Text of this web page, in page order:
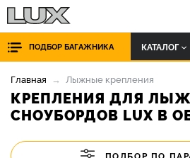
ПОДБОР БАГАЖНИКА КАТАЛОГ
Главная Лыжные крепления
КРЕПЛЕНИЯ ДЛЯ
СНОУБОРДОВ LUX В
ПОДБОР ПО